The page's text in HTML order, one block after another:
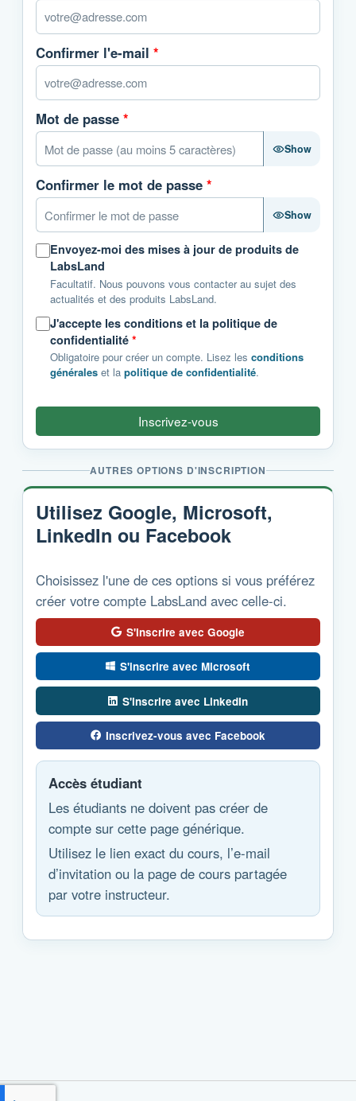
Confirmer l'e-mail *
Mot de passe *
Show
Confirmer le mot de passe *
Show
Envoyez-moi des mises à jour de produits de
LabsLand
Facultatif. Nous pouvons vous contacter au sujet des
actualités et des produits LabsLand.
J'accepte les conditions et la politique de
confidentialité *
Obligatoire pour créer un compte. Lisez les conditions
générales et la politique de confidentialité.
Inscrivez-vous
AUTRES OPTIONS D'INSCRIPTION
Utilisez Google, Microsoft,
LinkedIn ou Facebook
Choisissez l'une de ces options si vous préférez
créer votre compte LabsLand avec celle-ci.
S'inscrire avec Google
S'inscrire avec Microsoft
S'inscrire avec LinkedIn
Inscrivez-vous avec Facebook
Accès étudiant
Les étudiants ne doivent pas créer de
compte sur cette page générique.
Utilisez le lien exact du cours, l’e-mail
d’invitation ou la page de cours partagée
par votre instructeur.